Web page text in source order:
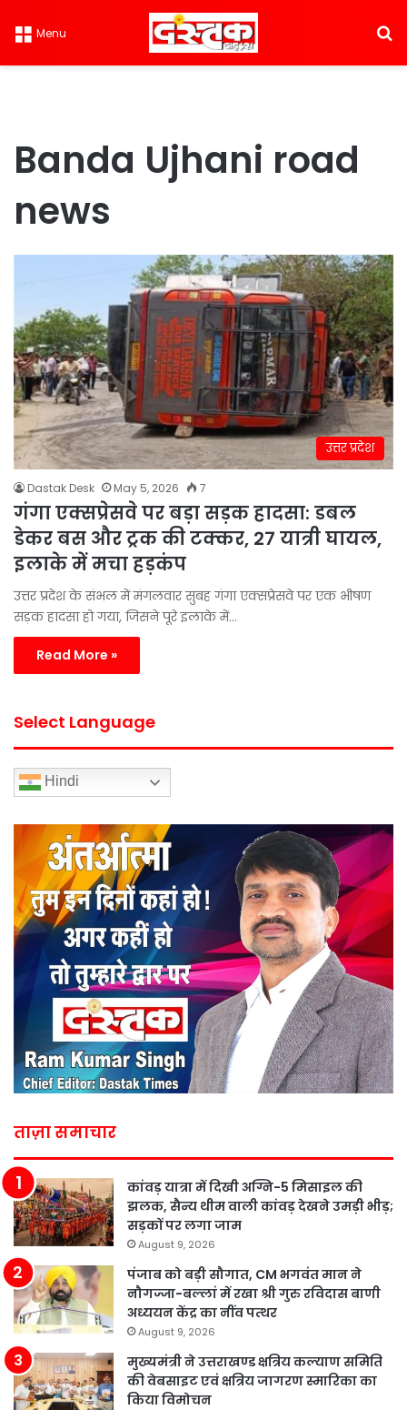
Menu
Banda Ujhani road
news
उत्तर प्रदेश
Dastak Desk May 5, 2026 7
गंगा एक्सप्रेसवे पर बड़ा सड़क हादसा: डबल
डेकर बस और ट्रक की टक्कर, 27 यात्री घायल,
इलाके में मचा हड़कंप
उत्तर प्रदेश के संभल में मंगलवार सुबह गंगा एक्सप्रेसवे पर एक भीषण
सड़क हादसा हो गया, जिसने पूरे इलाके में…
Read More »
Select Language
Hindi
ताज़ा समाचार
कांवड़ यात्रा में दिखी अग्नि-5 मिसाइल की
झलक, सैन्य थीम वाली कांवड़ देखने उमड़ी भीड़;
सड़कों पर लगा जाम
August 9, 2026
पंजाब को बड़ी सौगात, CM भगवंत मान ने
नौगज्जा-बल्लां में रखा श्री गुरु रविदास बाणी
अध्ययन केंद्र का नींव पत्थर
August 9, 2026
मुख्यमंत्री ने उत्तराखण्ड क्षत्रिय कल्याण समिति
की वेबसाइट एवं क्षत्रिय जागरण स्मारिका का
किया विमोचन